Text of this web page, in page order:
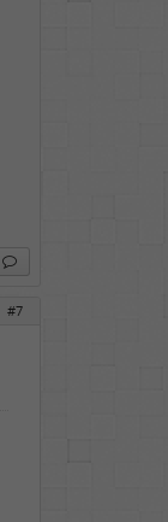
#7